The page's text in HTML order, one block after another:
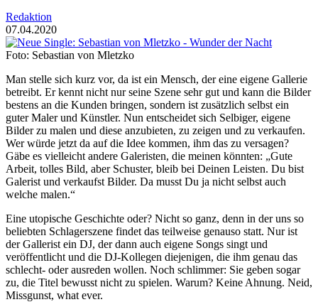
Redaktion
07.04.2020
Foto: Sebastian von Mletzko
Man stelle sich kurz vor, da ist ein Mensch, der eine eigene Gallerie
betreibt. Er kennt nicht nur seine Szene sehr gut und kann die Bilder
bestens an die Kunden bringen, sondern ist zusätzlich selbst ein
guter Maler und Künstler. Nun entscheidet sich Selbiger, eigene
Bilder zu malen und diese anzubieten, zu zeigen und zu verkaufen.
Wer würde jetzt da auf die Idee kommen, ihm das zu versagen?
Gäbe es vielleicht andere Galeristen, die meinen könnten: „Gute
Arbeit, tolles Bild, aber Schuster, bleib bei Deinen Leisten. Du bist
Galerist und verkaufst Bilder. Da musst Du ja nicht selbst auch
welche malen.“
Eine utopische Geschichte oder? Nicht so ganz, denn in der uns so
beliebten Schlagerszene findet das teilweise genauso statt. Nur ist
der Gallerist ein DJ, der dann auch eigene Songs singt und
veröffentlicht und die DJ-Kollegen diejenigen, die ihm genau das
schlecht- oder ausreden wollen. Noch schlimmer: Sie geben sogar
zu, die Titel bewusst nicht zu spielen. Warum? Keine Ahnung. Neid,
Missgunst, what ever.